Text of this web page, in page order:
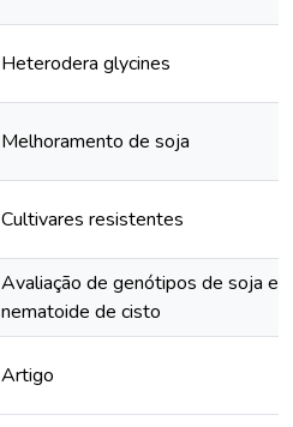
Heterodera glycines
Melhoramento de soja
Cultivares resistentes
Avaliação de genótipos de soja
nematoide de cisto
Artigo